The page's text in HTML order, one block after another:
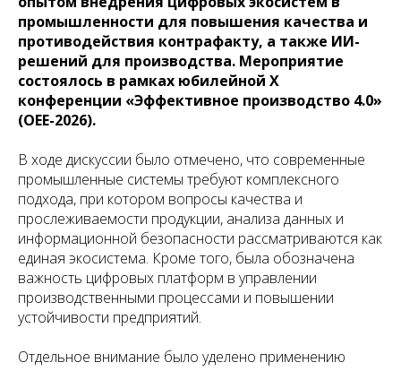
промышленности для повышения качества и
противодействия контрафакту, а также ИИ-
решений для производства. Мероприятие
состоялось в рамках юбилейной X
конференции «Эффективное производство 4.0»
(OEE-2026).
В ходе дискуссии было отмечено, что современные
промышленные системы требуют комплексного
подхода, при котором вопросы качества и
прослеживаемости продукции, анализа данных и
информационной безопасности рассматриваются как
единая экосистема. Кроме того, была обозначена
важность цифровых платформ в управлении
производственными процессами и повышении
устойчивости предприятий.
Отдельное внимание было уделено применению